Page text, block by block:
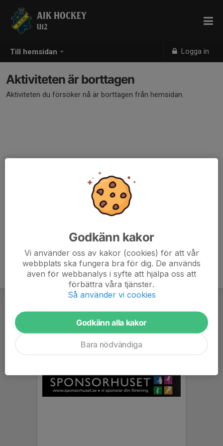
Till hemsidan Logga in
AIK HOCKEY
U12
Aktiviteten är borttagen
Aktiviteten du försöker nå är borttagen från hemsidan.
Godkänn kakor
Vi använder oss av kakor (cookies) för att vår
webbplats ska fungera bra för dig. De används
även för webbanalys i syfte att hjälpa oss att
förbättra våra tjänster.
Så använder vi cookies
Godkänn alla kakor
Bara nödvändiga